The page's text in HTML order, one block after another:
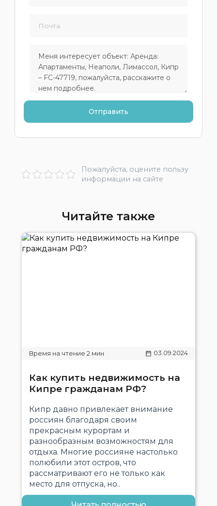
Пожалуйста, оцените пользу
информации на сайте
Читайте также
03.09.2024
​​Как купить недвижимость на
Кипре гражданам РФ?
Кипр давно привлекает внимание
россиян благодаря своим
прекрасным курортам и
разнообразным возможностям для
отдыха. Многие россияне настолько
полюбили этот остров, что
рассматривают его не только как
место для отпуска, но..